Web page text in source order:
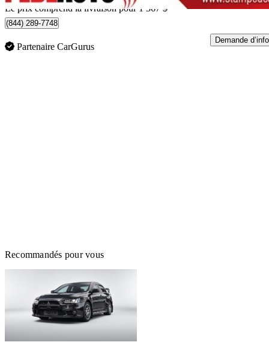
Le prix comprend la livraison pour 1 367 $
(844) 289-7748
Partenaire CarGurus
Demande d’info
Recommandés pour vous